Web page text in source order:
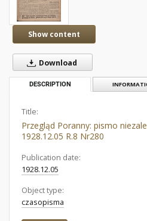
Show content
Download
DESCRIPTION
Title:
Przegląd Poranny: pismo
1928.12.05 R.8 Nr280
Publication date:
1928.12.05
Object type:
czasopisma